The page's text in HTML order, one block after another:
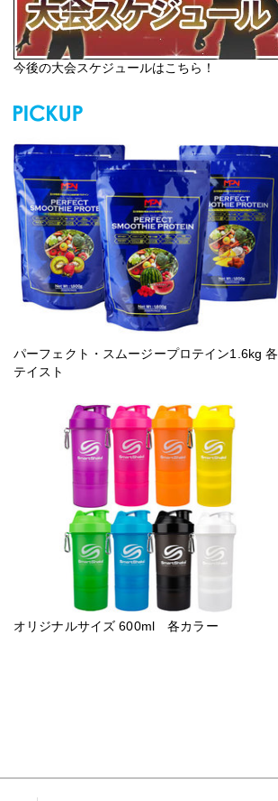
今後の大会スケジュールはこちら！
パーフェクト・スムージープロテイン1.6kg 各
テイスト
オリジナルサイズ 600ml 各カラー